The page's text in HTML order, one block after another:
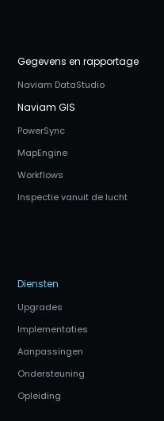
Gegevens en rapportage
Naviam DataStudio
Naviam GIS
PowerSync
MapEngine
Workflows
Inspectie vanuit de lucht
Diensten
Upgrades
Implementaties
Aanpassingen
Ondersteuning
Opleiding